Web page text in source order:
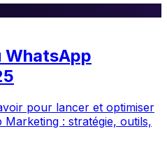
WhatsApp
pour lancer et optimiser
: stratégie, outils,